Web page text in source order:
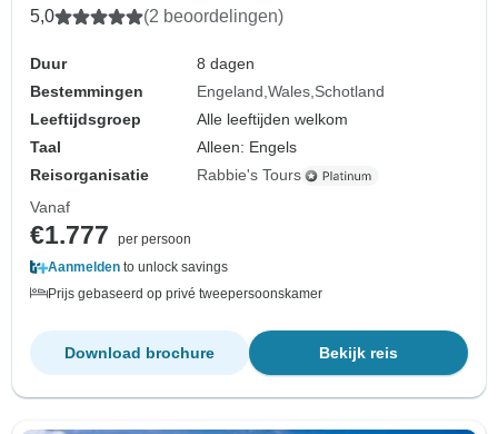
5,0 (2 beoordelingen)
Duur
8 dagen
Bestemmingen
Engeland Wales Schotland
Leeftijdsgroep
Alle leeftijden welkom
Taal
Alleen: Engels
Reisorganisatie
Rabbie's Tours
Vanaf
€1.777
per persoon
Aanmelden to unlock savings
Prijs gebaseerd op privé tweepersoonskamer
Bekijk reis
Download brochure